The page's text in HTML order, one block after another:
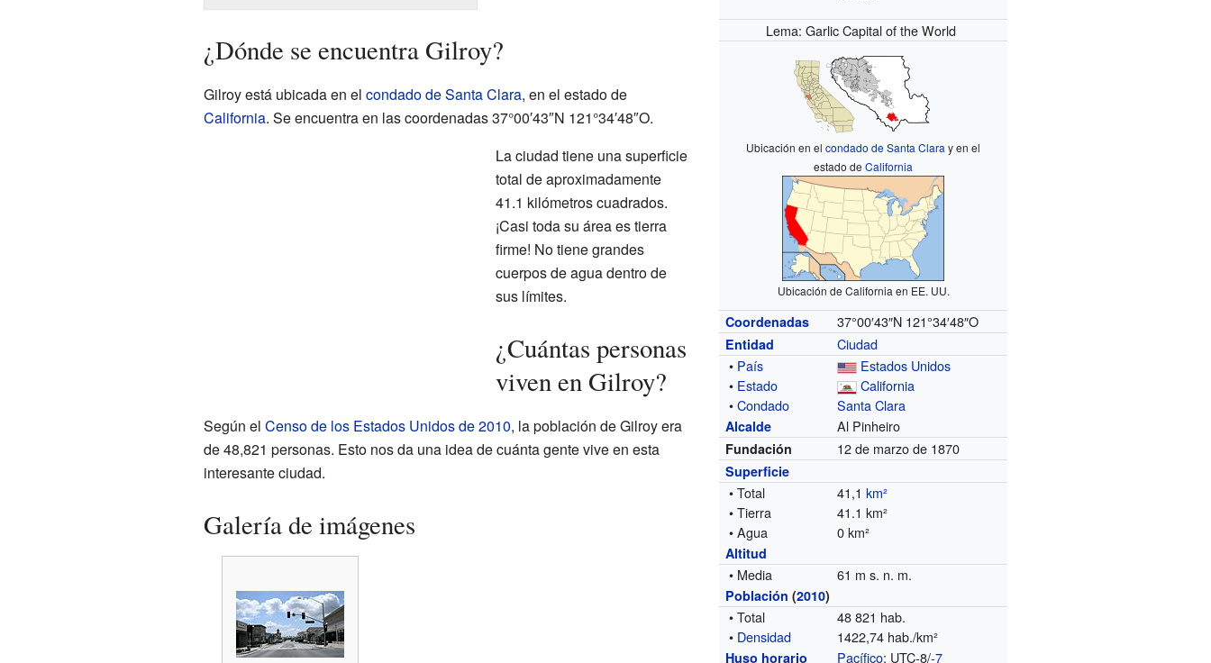
Lema: Garlic Capital of the World
Ubicación en elcondado de Santa Clara y en el
estado deCalifornia
Ubicación de California en EE. UU.
Coordenadas 37°00′43″N 121°34′48″O
Entidad
Ciudad
• País
Estados Unidos
• Estado
California
•Condado Santa Clara
Alcalde Al Pinheiro
Fundación 12 de marzo de 1870
Superficie
• Total 41,1km²
• Tierra
41.1 km²
• Agua
0 km²
Altitud
• Media 61 m s. n. m.
Población (2010)
• Total
48 821 hab.
• Densidad 1422,74 hab./km²
Huso horario Pacífico: UTC-8/-7
¿Dónde se encuentra Gilroy?
Gilroy está ubicada en el condado de Santa Clara, en el estado de
California. Se encuentra en las coordenadas 37°00′43″N 121°34′48″O.
La ciudad tiene una superficie
total de aproximadamente
41.1 kilómetros cuadrados.
¡Casi toda su área es tierra
firme! No tiene grandes
cuerpos de agua dentro de
sus límites.
¿Cuántas personas
viven en Gilroy?
Según el Censo de los Estados Unidos de 2010, la población de Gilroy era
de 48,821 personas. Esto nos da una idea de cuánta gente vive en esta
interesante ciudad.
Galería de imágenes